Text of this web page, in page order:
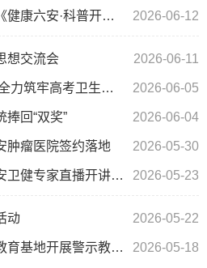
生动鲜活、干货十足！《健康六安·科普开讲》化身“爱心公开课” 2026-06-12
想交流会 2026-06-11
护航逐梦路 健康伴考行全力筑牢高考卫生安全防线 2026-06-05
回“双奖” 2026-06-04
肿瘤医院签约落地 2026-05-30
科学防虫健康过夏！六安卫健专家直播开讲，线上线下齐互动 2026-05-23
动 2026-05-22
市卫健委赴市党风廉政教育基地开展警示教育活动 2026-05-18